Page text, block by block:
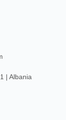
| Albania